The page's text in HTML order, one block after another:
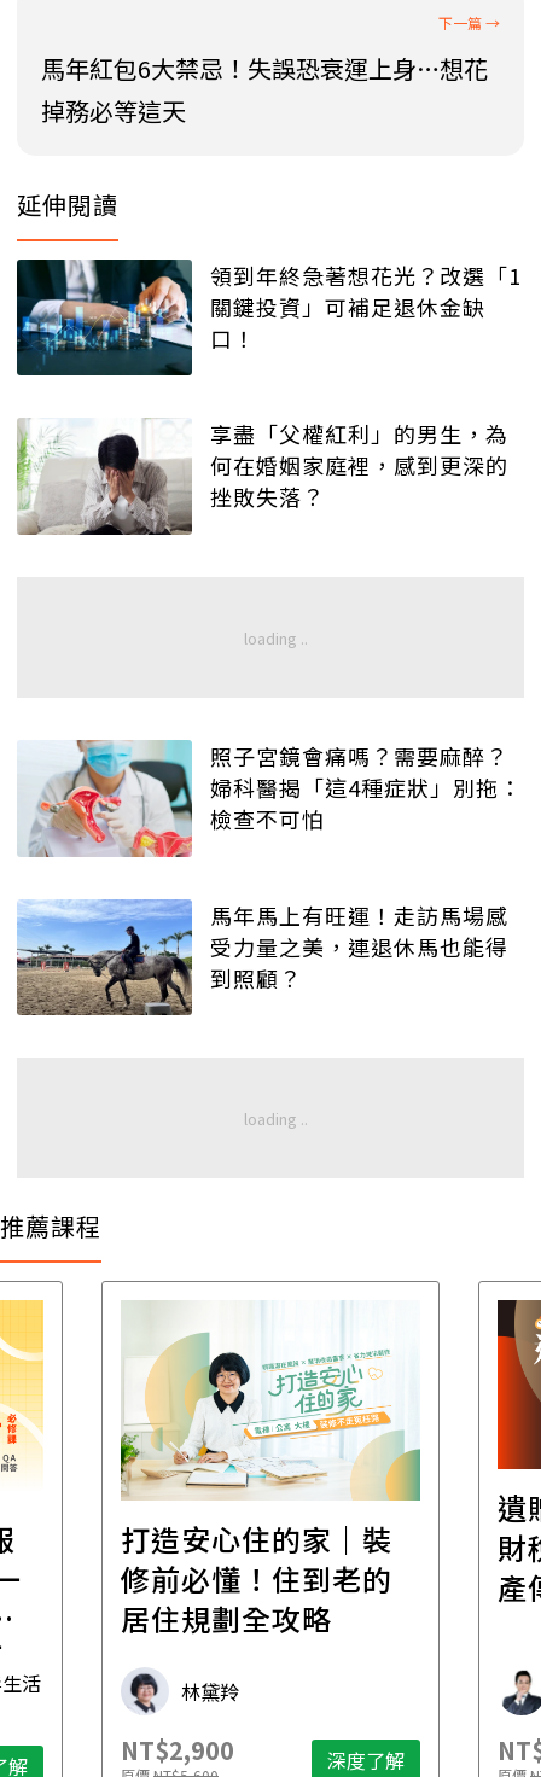
馬年紅包6大禁忌！失誤恐衰運上身…想花
掉務必等這天
延伸閱讀
領到年終急著想花光？改選「1
關鍵投資」可補足退休金缺
口！
享盡「父權紅利」的男生，為
何在婚姻家庭裡，感到更深的
挫敗失落？
照子宮鏡會痛嗎？需要麻醉？
婦科醫揭「這4種症狀」別拖：
檢查不可怕
馬年馬上有旺運！走訪馬場感
受力量之美，連退休馬也能得
到照顧？
推薦課程
活
解
打造安心住的家｜裝
修前必懂！住到老的
居住規劃全攻略
林黛羚
NT$2,900 深度了解
遺
財
產